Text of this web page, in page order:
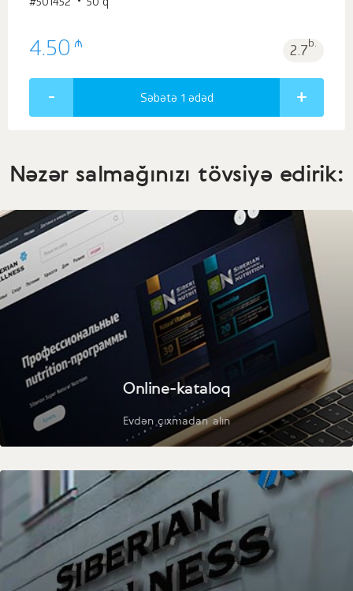
#501452 50 q
4.50 ₼ 2.7b.
Səbətə 1 ədəd
Nəzər salmağınızı tövsiyə edirik:
Online-kataloq
Evdən çıxmadan alın